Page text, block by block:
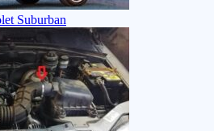
Suburban